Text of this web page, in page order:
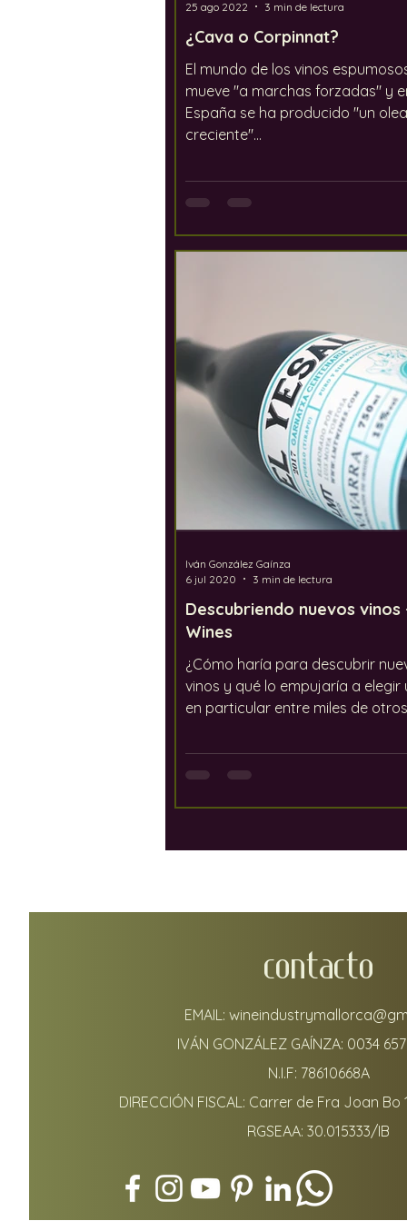
¿Cava o Corpinnat?
El mundo de los vinos
mueve "a marchas forzadas" y
España se ha producido "un
creciente"...
25 ago 2022
3 min de lectura
Descubriendo nuevos vinos
Wines
¿Cómo haría para descubrir
vinos y qué lo empujaría a elegir
en particular entre miles de
Iván González Gaínza
6 jul 2020
3 min de lectura
CONTACTO
EMAIL:
IVÁN GONZÁLEZ GAÍNZA: 0034
N.I.F: 78610668A
DIRECCIÓN FISCAL: Carrer de Fra Joan Bo
RGSEAA: 30.015333/IB